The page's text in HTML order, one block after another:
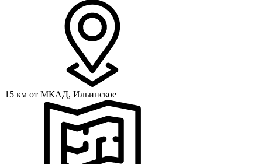
15 км от МКАД, Ильинское